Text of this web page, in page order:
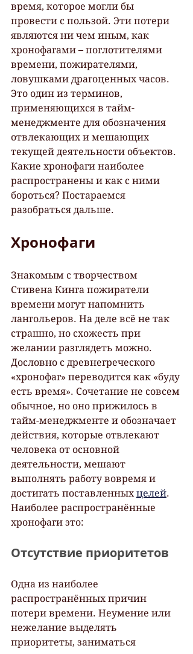
время, которое могли бы
провести с пользой. Эти потери
являются ни чем иным, как
хронофагами – поглотителями
времени, пожирателями,
ловушками драгоценных часов.
Это один из терминов,
применяющихся в тайм-
менеджменте для обозначения
отвлекающих и мешающих
текущей деятельности объектов.
Какие хронофаги наиболее
распространены и как с ними
бороться? Постараемся
разобраться дальше.
Хронофаги
Знакомым с творчеством
Стивена Кинга пожиратели
времени могут напомнить
лангольеров. На деле всё не так
страшно, но схожесть при
желании разглядеть можно.
Дословно с древнегреческого
«хронофаг» переводится как «буду
есть время». Сочетание не совсем
обычное, но оно прижилось в
тайм-менеджменте и обозначает
действия, которые отвлекают
человека от основной
деятельности, мешают
выполнять работу вовремя и
достигать поставленных целей.
Наиболее распространённые
хронофаги это:
Отсутствие приоритетов
Одна из наиболее
распространённых причин
потери времени. Неумение или
нежелание выделять
приоритеты, заниматься